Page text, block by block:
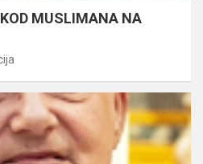
MUSLIMANA NA